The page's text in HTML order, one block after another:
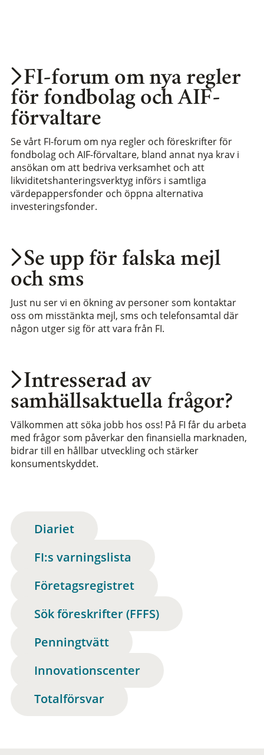
Intresserad av
samhällsaktuella frågor?
Välkommen att söka jobb hos oss! På FI får du arbeta
med frågor som påverkar den finansiella marknaden,
bidrar till en hållbar utveckling och stärker
konsumentskyddet.
Se upp för falska mejl
och sms
Just nu ser vi en ökning av personer som kontaktar
oss om misstänkta mejl, sms och telefonsamtal där
någon utger sig för att vara från FI.
FI-forum om nya regler
för fondbolag och AIF-
förvaltare
Se vårt FI-forum om nya regler och föreskrifter för
fondbolag och AIF-förvaltare, bland annat nya krav i
ansökan om att bedriva verksamhet och att
likviditetshanteringsverktyg införs i samtliga
värdepappersfonder och öppna alternativa
investeringsfonder.
Diariet
FI:s varningslista
Företagsregistret
Sök föreskrifter (FFFS)
Penningtvätt
Innovationscenter
Totalförsvar